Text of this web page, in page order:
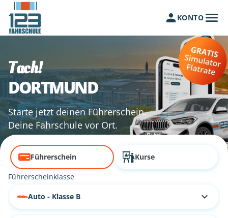
KONTO
Tach!
DORTMUND
Starte jetzt deinen Führerschein.
Deine Fahrschule vor Ort.
Führerschein Kurse
Führerscheinklasse
Auto - Klasse B